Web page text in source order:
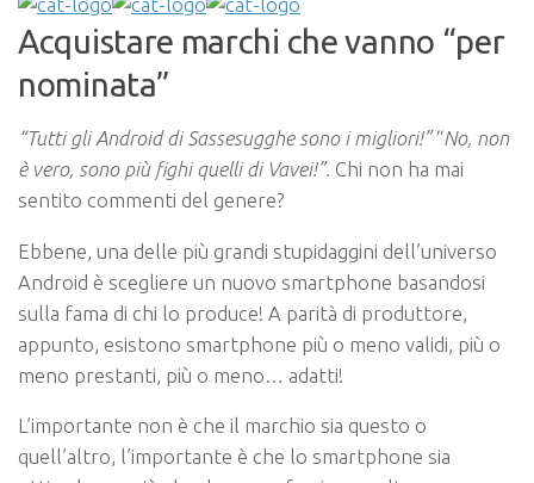
Acquistare marchi che vanno “per
nominata”
“Tutti gli Android di Sassesugghe sono i migliori!”“No, non
è vero, sono più fighi quelli di Vavei!”. Chi non ha mai
sentito commenti del genere?
Ebbene, una delle più grandi stupidaggini dell’universo
Android è scegliere un nuovo smartphone basandosi
sulla fama di chi lo produce! A parità di produttore,
appunto, esistono smartphone più o meno validi, più o
meno prestanti, più o meno… adatti!
L’importante non è che il marchio sia questo o
quell’altro, l’importante è che lo smartphone sia